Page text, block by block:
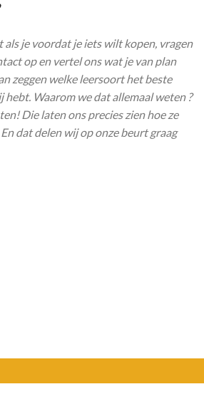
als je voordat je iets wilt kopen, vragen
op en vertel ons wat je van plan
zeggen welke leersoort het beste
hebt. Waarom we dat allemaal weten ?
Die laten ons precies zien hoe ze
dat delen wij op onze beurt graag